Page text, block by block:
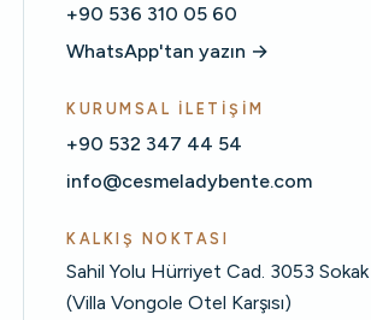
+90 536 310 05 60
WhatsApp'tan yazın →
KURUMSAL İLETIŞIM
+90 532 347 44 54
info@cesmeladybente.com
KALKIŞ NOKTASI
Sahil Yolu Hürriyet Cad. 3053 Sokak
(Villa Vongole Otel Karşısı)